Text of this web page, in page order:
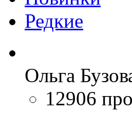
Редкие
Ольга
12906